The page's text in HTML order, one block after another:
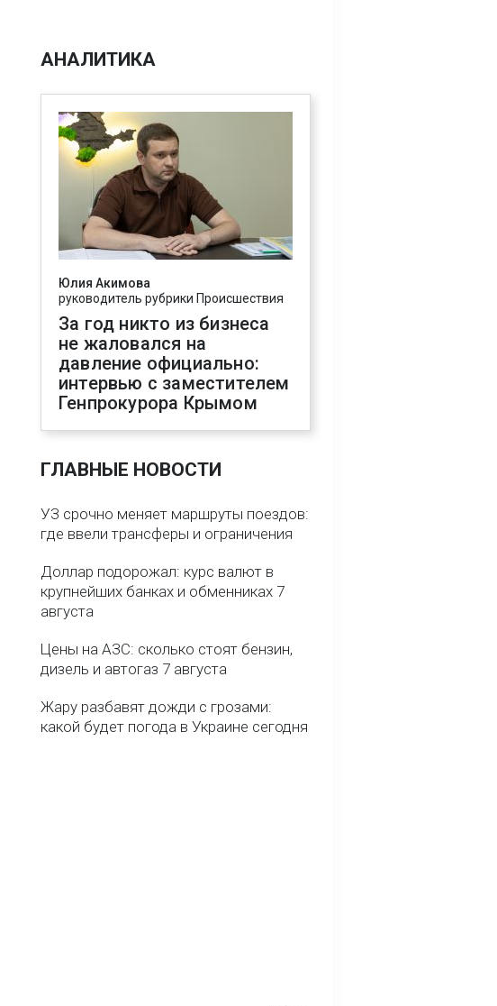
АНАЛИТИКА
Юлия Акимова
руководитель рубрики Происшествия
За год никто из бизнеса
не жаловался на
давление официально:
интервью с заместителем
Генпрокурора Крымом
ГЛАВНЫЕ НОВОСТИ
УЗ срочно меняет маршруты поездов:
где ввели трансферы и ограничения
Доллар подорожал: курс валют в
крупнейших банках и обменниках 7
августа
Цены на АЗС: сколько стоят бензин,
дизель и автогаз 7 августа
Жару разбавят дожди с грозами:
какой будет погода в Украине сегодня